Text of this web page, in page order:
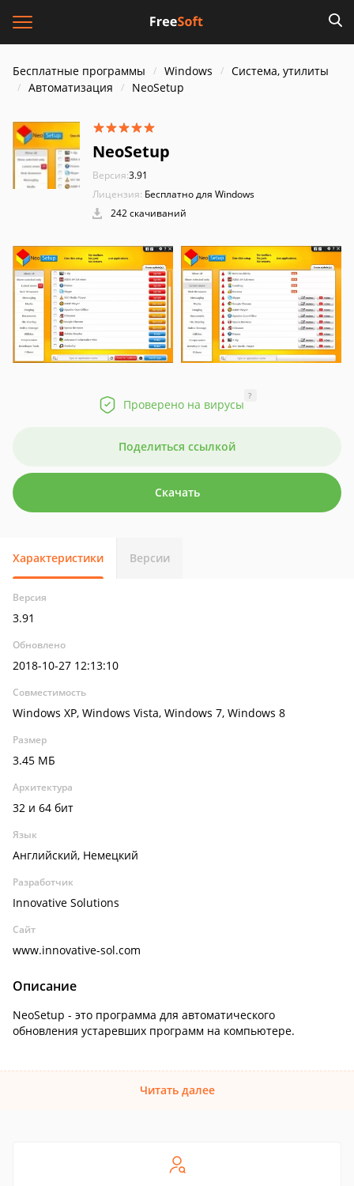
Бесплатные программы Windows
Система, утилиты
Автоматизация
NeoSetup
NeoSetup
Версия:3.91
Лицензия: Бесплатно для Windows
242 скачиваний
Проверено на вирусы
?
Поделиться ссылкой
Скачать
Характеристики Версии
Версия
3.91
Обновлено
2018-10-27 12:13:10
Совместимость
Windows XP, Windows Vista, Windows 7, Windows 8
Размер
3.45 МБ
Архитектура
32 и 64 бит
Язык
Английский, Немецкий
Разработчик
Innovative Solutions
Сайт
www.innovative-sol.com
Описание
NeoSetup - это программа для автоматического
обновления устаревших программ на компьютере.
Читать далее